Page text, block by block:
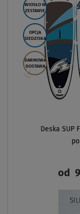
WIOSŁO W
ZESTAWIE
OPCJA
SIEDZISKA
DARMOWA
DOSTAWA
Deska SUP
od